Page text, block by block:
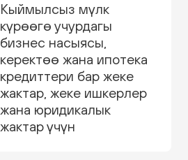
Кыймылсыз мүлк
күрөөгө учурдагы
бизнес насыясы,
керектөө жана ипотека
кредиттери бар жеке
жактар, жеке ишкерлер
жана юридикалык
жактар үчүн